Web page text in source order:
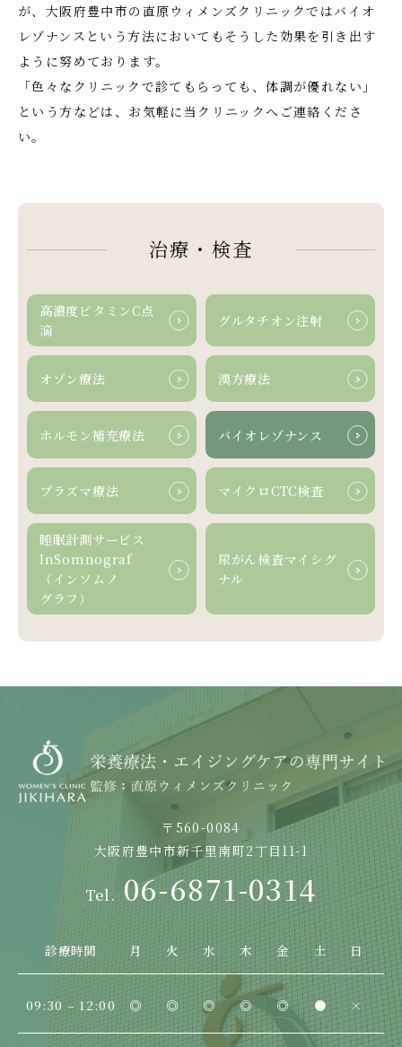
が、大阪府豊中市の直原ウィメンズクリニックではバイオ
レゾナンスという方法においてもそうした効果を引き出す
ように努めております。
「色々なクリニックで診てもらっても、体調が優れない」
という方などは、お気軽に当クリニックへご連絡くださ
い。
治療・検査
高濃度ビタミンC点
滴
グルタチオン注射
オゾン療法 漢方療法
ホルモン補充療法 バイオ レゾナンス
プラズマ療法 マイクロCTC検査
睡眠計測サービス
InSomnograf
（インソムノ
グラフ）
尿がん検査マイシグ
ナル
〒560-0084
大阪府豊中市新千里南町2丁目11-1
06-6871-0314
診療時間 月 火 水 木 金 土 日
09:30 – 12:00 ◎ ◎ ◎ ◎ ◎ ● ×